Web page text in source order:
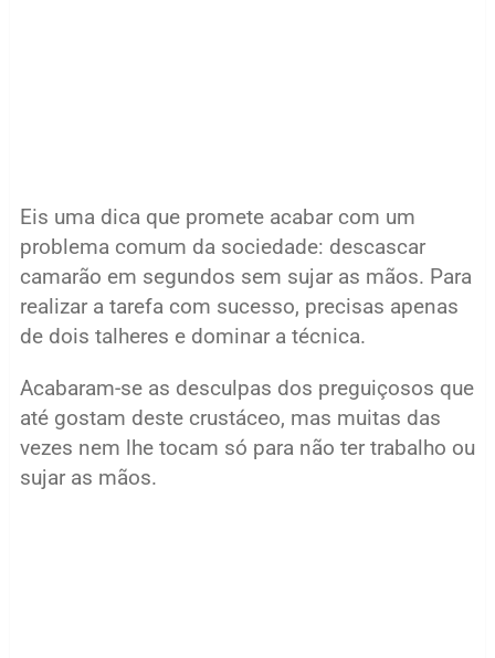
Eis uma dica que promete acabar com um
problema comum da sociedade: descascar
camarão em segundos sem sujar as mãos. Para
realizar a tarefa com sucesso, precisas apenas
de dois talheres e dominar a técnica.
Acabaram-se as desculpas dos preguiçosos que
até gostam deste crustáceo, mas muitas das
vezes nem lhe tocam só para não ter trabalho ou
sujar as mãos.